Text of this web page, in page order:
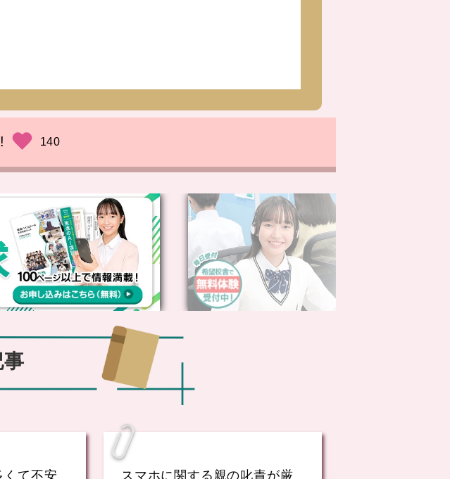
140
事
くて不安
スマホに関する親の叱責が厳